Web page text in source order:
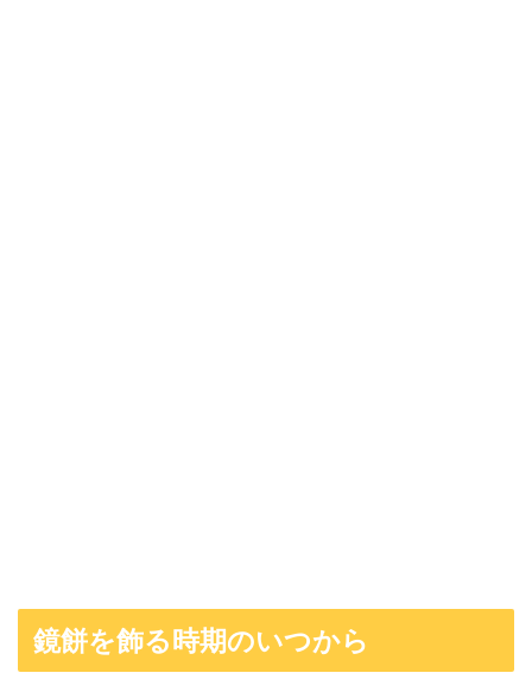
鏡餅を飾る時期のいつから